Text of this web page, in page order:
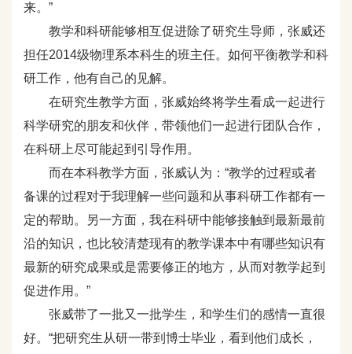
来。”
教学和科研能够相互促进除了研究生导师，张威还
担任2014级物理系本科生的班主任。如何平衡教学和科
研工作，他有自己的见解。
在研究生教学方面，张威始终将学生看成一起进行
科学研究的朋友和伙伴，带领他们一起进行团队合作，
在科研上尽可能起到引导作用。
而在本科教学方面，张威认为：“教学的过程或者
备课的过程对于我理解一些问题和从事科研工作都有一
定的帮助。另一方面，我在科研中能够接触到最新最前
沿的知识，也比较清楚现有的教学课本中有哪些知识有
最新的研究成果或是需要修正的地方，从而对教学起到
促进作用。”
张威带了一批又一批学生，和学生们的感情一直很
好。“把研究生从研一带到博士毕业，看到他们成长，